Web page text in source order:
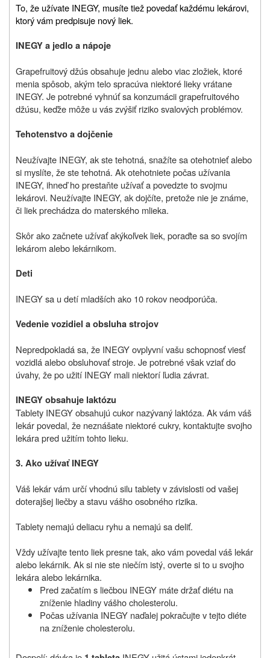
To, že užívate INEGY, musíte tiež povedať každému lekárovi,
ktorý vám predpisuje nový liek.
INEGY a jedlo a nápoje
Grapefruitový džús obsahuje jednu alebo viac zložiek, ktoré
menia spôsob, akým telo spracúva niektoré lieky vrátane
INEGY. Je potrebné vyhnúť sa konzumácii grapefruitového
džúsu, keďže môže u vás zvýšiť riziko svalových problémov.
Tehotenstvo a dojčenie
Neužívajte INEGY, ak ste tehotná, snažíte sa otehotnieť alebo
si myslíte, že ste tehotná. Ak otehotniete počas užívania
INEGY, ihneď ho prestaňte užívať a povedzte to svojmu
lekárovi. Neužívajte INEGY, ak dojčíte, pretože nie je známe,
či liek prechádza do materského mlieka.
Skôr ako začnete užívať akýkoľvek liek, poraďte sa so svojím
lekárom alebo lekárnikom.
Deti
INEGY sa u detí mladších ako 10 rokov neodporúča.
Vedenie vozidiel a obsluha strojov
Nepredpokladá sa, že INEGY ovplyvní vašu schopnosť viesť
vozidlá alebo obsluhovať stroje. Je potrebné však vziať do
úvahy, že po užití INEGY mali niektorí ľudia závrat.
INEGY obsahuje laktózu
Tablety INEGY obsahujú cukor nazývaný laktóza. Ak vám váš
lekár povedal, že neznášate niektoré cukry, kontaktujte svojho
lekára pred užitím tohto lieku.
3. Ako užívať INEGY
Váš lekár vám určí vhodnú silu tablety v závislosti od vašej
doterajšej liečby a stavu vášho osobného rizika.
Tablety nemajú deliacu ryhu a nemajú sa deliť.
Vždy užívajte tento liek presne tak, ako vám povedal váš lekár
alebo lekárnik. Ak si nie ste niečím istý, overte si to u svojho
lekára alebo lekárnika.
Pred začatím s liečbou INEGY máte držať diétu na
zníženie hladiny vášho cholesterolu.
Počas užívania INEGY naďalej pokračujte v tejto diéte
na zníženie cholesterolu.